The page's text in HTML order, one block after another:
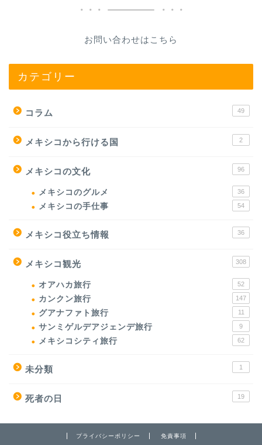
お問い合わせはこちら
カテゴリー
コラム 49
メキシコから行ける国 2
メキシコの文化 96
メキシコのグルメ 36
メキシコの手仕事 54
メキシコ役立ち情報 36
メキシコ観光 308
オアハカ旅行 52
カンクン旅行 147
グアナファト旅行 11
サンミゲルデアジェンデ旅行 9
メキシコシティ旅行 62
未分類 1
死者の日 19
プライバシーポリシー 免責事項